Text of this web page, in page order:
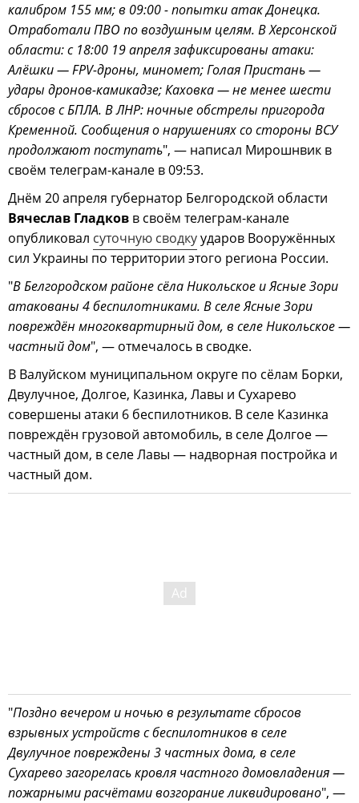
калибром 155 мм; в 09:00 - попытки атак Донецка.
Отработали ПВО по воздушным целям. В Херсонской
области: с 18:00 19 апреля зафиксированы атаки:
Алёшки — FPV-дроны, миномет; Голая Пристань —
удары дронов-камикадзе; Каховка — не менее шести
сбросов с БПЛА. В ЛНР: ночные обстрелы пригорода
Кременной. Сообщения о нарушениях со стороны ВСУ
продолжают поступать", — написал Мирошнвик в
своём телеграм-канале в 09:53.
Днём 20 апреля губернатор Белгородской области
Вячеслав Гладков в своём телеграм-канале
опубликовал суточную сводкуударов Вооружённых
сил Украины по территории этого региона России.
"В Белгородском районе сёла Никольское и Ясные Зори
атакованы 4 беспилотниками. В селе Ясные Зори
повреждён многоквартирный дом, в селе Никольское —
частный дом", — отмечалось в сводке.
В Валуйском муниципальном округе по сёлам Борки,
Двулучное, Долгое, Казинка, Лавы и Сухарево
совершены атаки 6 беспилотников. В селе Казинка
повреждён грузовой автомобиль, в селе Долгое —
частный дом, в селе Лавы — надворная постройка и
частный дом.
"Поздно вечером и ночью в результате сбросов
взрывных устройств с беспилотников в селе
Двулучное повреждены 3 частных дома, в селе
Сухарево загорелась кровля частного домовладения —
пожарными расчётами возгорание ликвидировано", —